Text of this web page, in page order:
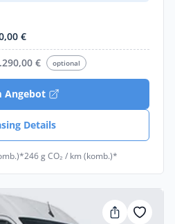
€
€
optional
Angebot
Details
246 g CO₂ / km (komb.)*